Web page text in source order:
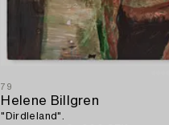
79
Helene Billgren
"Dirdleland".